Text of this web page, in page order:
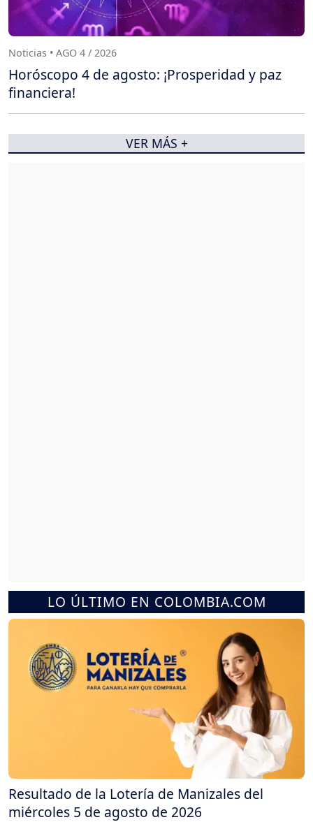
LO ÚLTIMO EN COLOMBIA.COM
Resultado de la Lotería de Manizales del
miércoles 5 de agosto de 2026
Noticias • AGO 4 / 2026
Horóscopo 4 de agosto: ¡Prosperidad y paz
financiera!
VER MÁS +